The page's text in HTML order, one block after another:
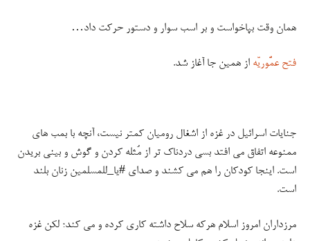
همان وقت بپاخواست و بر اسب سوار و دستور حرکت داد…
فتح عمُّوریّه از همین جا آغاز شد.
جنایات اسرائیل در غزه از اشغال رومیان کمتر نیست، آنچه با بمب های
ممنوعه اتفاق می افتد بسی دردناک تر از مُثله کردن و گوش و بینی بریدن
است. اینجا کودکان را هم می کشند و صدای #یا_للمسلمین زنان بلند
است.
مرزداران امروز اسلام هرکه سلاح داشته کاری کرده و می کند؛ لکن غزه